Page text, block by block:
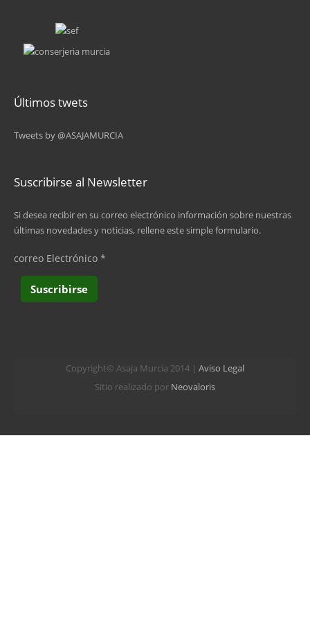
8
última »
Últimos twets
Tweets by @ASAJAMURCIA
Suscribirse al Newsletter
Si desea recibir en su correo electrónico información sobre nuestras
últimas novedades y noticias, rellene este simple formulario.
correo Electrónico *
Copyright© Asaja Murcia 2014 | Aviso Legal
Sitio realizado por Neovaloris